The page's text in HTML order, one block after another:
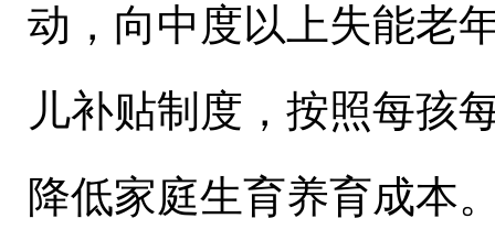
动，向中度以上失能老
儿补贴制度，按照每孩
降低家庭生育养育成本